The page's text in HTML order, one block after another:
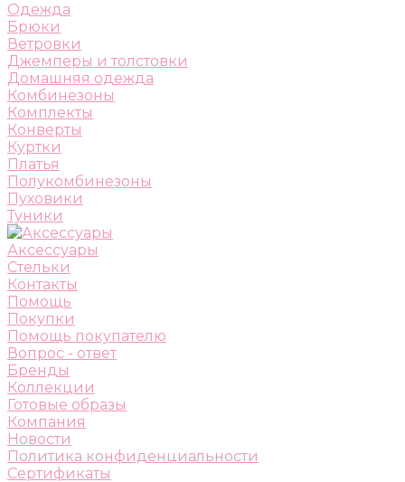
Одежда
Брюки
Ветровки
Джемперы и толстовки
Домашняя одежда
Комбинезоны
Комплекты
Конверты
Куртки
Платья
Полукомбинезоны
Пуховики
Туники
Аксессуары
Стельки
Контакты
Помощь
Покупки
Помощь покупателю
Вопрос - ответ
Бренды
Коллекции
Готовые образы
Компания
Новости
Политика конфиденциальности
Сертификаты